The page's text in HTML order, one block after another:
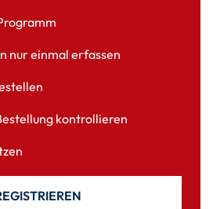
nur einmal erfassen
kontrollieren